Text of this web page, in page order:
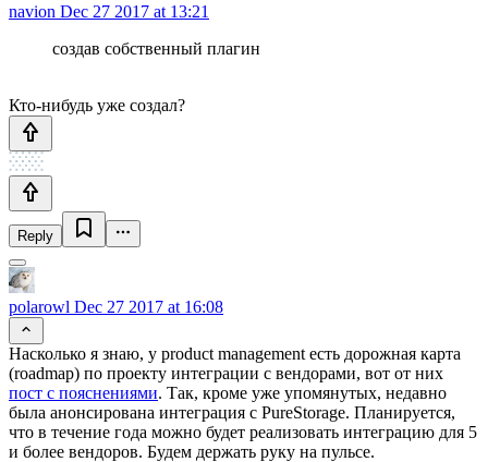
navion Dec 27 2017 at 13:21
создав собственный плагин
Кто-нибудь уже создал?
Reply
polarowl Dec 27 2017 at 16:08
Насколько я знаю, у product management есть дорожная карта
(roadmap) по проекту интеграции с вендорами, вот от них
пост с пояснениями. Так, кроме уже упомянутых, недавно
была анонсирована интеграция с PureStorage. Планируется,
что в течение года можно будет реализовать интеграцию для 5
и более вендоров. Будем держать руку на пульсе.